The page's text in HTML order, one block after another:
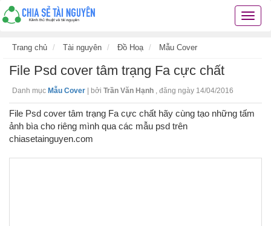
Chia
sống
các
hay
Trang chủ Tài nguyên Đồ Hoạ Mẫu Cover
File Psd cover tâm trạng Fa cực chất
Danh mục Mẫu Cover bởi Trần Văn Hạnh , đăng ngày 14/04/2016
File Psd cover tâm trạng Fa cực chất hãy cùng tạo những tấm
ảnh bìa cho riêng mình qua các mẫu psd trên
chiasetainguyen.com